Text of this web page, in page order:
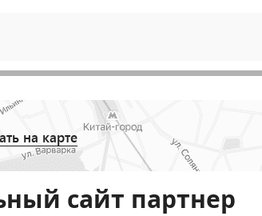
на карте
сайт партнер